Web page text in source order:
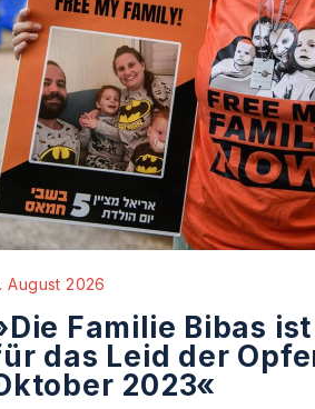
August 2026
Familie Bibas
das Leid der
2023«